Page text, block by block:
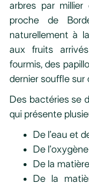
arbres par
proche de
naturellement à
aux fruits
fourmis, des
dernier souffle sur
Des bactéries se
qui présente
De l’eau et
De l’oxygène
De la
De la